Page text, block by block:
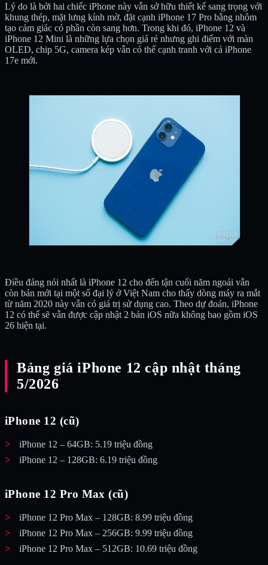
Lý do là bởi hai chiếc iPhone này vẫn sở hữu thiết kế sang trọng với
khung thép, mặt lưng kính mờ, đặt cạnh iPhone 17 Pro bằng nhôm
tạo cảm giác có phần còn sang hơn. Trong khi đó, iPhone 12 và
iPhone 12 Mini là những lựa chọn giá rẻ nhưng ghi điểm với màn
OLED, chip 5G, camera kép vẫn có thể cạnh tranh với cả iPhone
17e mới.
Điều đáng nói nhất là iPhone 12 cho đến tận cuối năm ngoái vẫn
còn bán mới tại một số đại lý ở Việt Nam cho thấy dòng máy ra mắt
từ năm 2020 này vẫn có giá trị sử dụng cao. Theo dự đoán, iPhone
12 có thể sẽ vẫn được cập nhật 2 bản iOS nữa không bao gồm iOS
26 hiện tại.
Bảng giá iPhone 12 cập nhật tháng
5/2026
iPhone 12 (cũ)
iPhone 12 – 64GB: 5.19 triệu đồng
iPhone 12 – 128GB: 6.19 triệu đồng
iPhone 12 Pro Max (cũ)
iPhone 12 Pro Max – 128GB: 8.99 triệu đồng
iPhone 12 Pro Max – 256GB: 9.99 triệu đồng
iPhone 12 Pro Max – 512GB: 10.69 triệu đồng